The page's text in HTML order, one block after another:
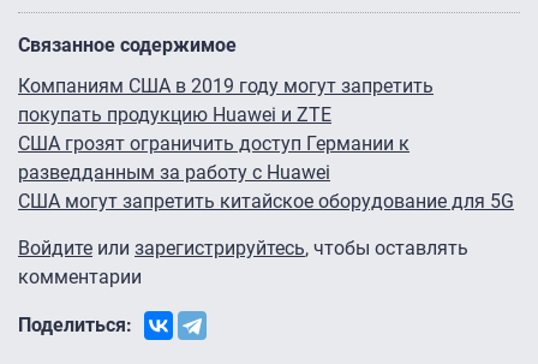
Связанное содержимое
Компаниям США в 2019 году могут запретить
покупать продукцию Huawei и ZTE
США грозят ограничить доступ Германии к
разведданным за работу с Huawei
США могут запретить китайское оборудование для 5G
Войдите или зарегистрируйтесь, чтобы оставлять
комментарии
Поделиться: